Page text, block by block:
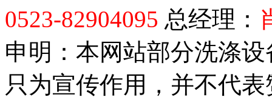
0523-82904095 总经理：
申明：本网站部分洗涤
只为宣传作用，并不代